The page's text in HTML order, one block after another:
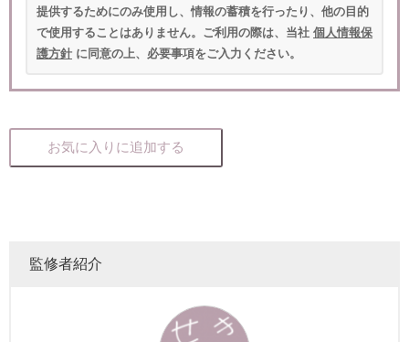
提供するためにのみ使用し、情報の蓄積を行ったり、他の目的
で使用することはありません。ご利用の際は、当社 個人情報保
護方針 に同意の上、必要事項をご入力ください。
お気に入りに追加する
監修者紹介